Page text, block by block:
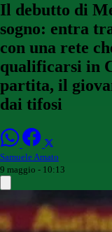
Il debutto di
sogno: entra
con una rete
qualificarsi in
partita, il
dai tifosi
Samuele Amato
9 maggio - 10:13